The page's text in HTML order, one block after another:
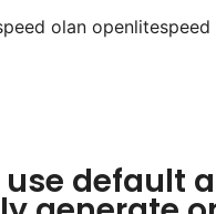
olan openlitespeed
use default